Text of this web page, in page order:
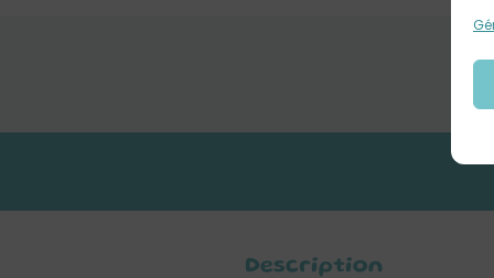
Description